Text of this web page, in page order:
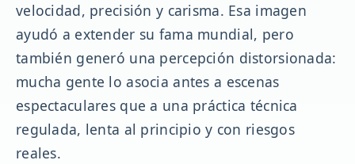
velocidad, precisión y carisma. Esa imagen
ayudó a extender su fama mundial, pero
también generó una percepción distorsionada:
mucha gente lo asocia antes a escenas
espectaculares que a una práctica técnica
regulada, lenta al principio y con riesgos
reales.